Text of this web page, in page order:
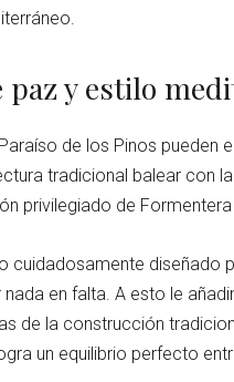
paz y estilo
de los Pinos pueden
tradicional balear con
privilegiado de
cuidadosamente diseñado
en falta. A esto le
de la construcción
un equilibrio perfecto